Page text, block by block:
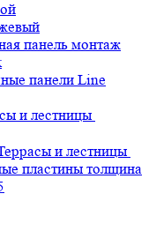
панель монтаж
панели Line
и лестницы
и лестницы
пластины толщина